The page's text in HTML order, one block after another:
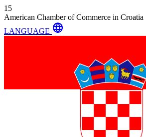
15
American Chamber of Commerce in Croatia
LANGUAGE language